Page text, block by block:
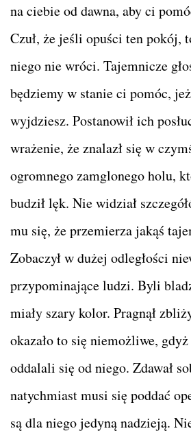
na ciebie od dawna, aby ci
Czuł, że jeśli opuści ten pokój,
niego nie wróci. Tajemnicze
będziemy w stanie ci pomóc,
wyjdziesz. Postanowił ich
wrażenie, że znalazł się w
ogromnego zamglonego holu,
budził lęk. Nie widział
mu się, że przemierza jakąś
Zobaczył w dużej odległości
przypominające ludzi. Byli
miały szary kolor. Pragnął
okazało to się niemożliwe,
oddalali się od niego. Zdawał
natychmiast musi się poddać
są dla niego jedyną nadzieją.